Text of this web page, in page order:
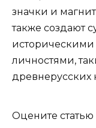
значки и
также создают
личностями,
древнерусских
Оцените статью